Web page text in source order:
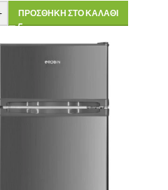
ΠΡΟΣΘΗΚΗ ΣΤΟ ΚΑΛΑΘΙ